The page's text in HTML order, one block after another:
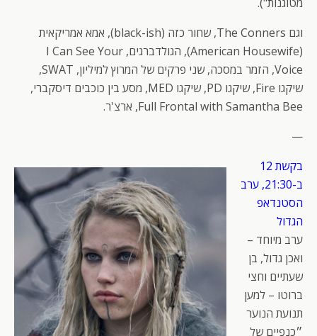
מטוגנות").
וגם The Conners, שחור כזה (black-ish), אמא אמריקאית
(American Housewife), הגולדברגים, I Can See Your
Voice, הזמר במסכה, שני פרקים של המרוץ למיליון, SWAT,
שיקגו Fire, שיקגו PD, שיקגו MED, מסע בין כוכבים דיסקברי,
Full Frontal with Samantha Bee, ארצ'ר.
—
בקשת 12
ב-21:30, ערב
הסטנדאפ
הגדול
ערב מיוחד –
ואכן גדול, בן
שעתיים וחצי
ברוטו – למען
תנועת הנוער
״כנפיים של